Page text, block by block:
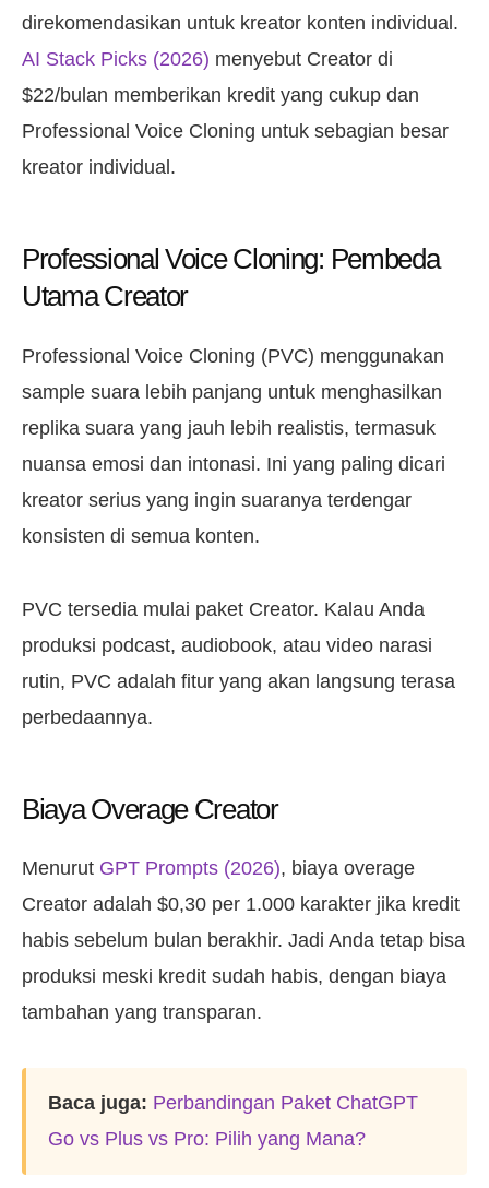
direkomendasikan untuk kreator konten individual.
AI Stack Picks (2026) menyebut Creator di
$22/bulan memberikan kredit yang cukup dan
Professional Voice Cloning untuk sebagian besar
kreator individual.
Professional Voice Cloning: Pembeda
Utama Creator
Professional Voice Cloning (PVC) menggunakan
sample suara lebih panjang untuk menghasilkan
replika suara yang jauh lebih realistis, termasuk
nuansa emosi dan intonasi. Ini yang paling dicari
kreator serius yang ingin suaranya terdengar
konsisten di semua konten.
PVC tersedia mulai paket Creator. Kalau Anda
produksi podcast, audiobook, atau video narasi
rutin, PVC adalah fitur yang akan langsung terasa
perbedaannya.
Biaya Overage Creator
Menurut GPT Prompts (2026), biaya overage
Creator adalah $0,30 per 1.000 karakter jika kredit
habis sebelum bulan berakhir. Jadi Anda tetap bisa
produksi meski kredit sudah habis, dengan biaya
tambahan yang transparan.
Baca juga: Perbandingan Paket ChatGPT
Go vs Plus vs Pro: Pilih yang Mana?